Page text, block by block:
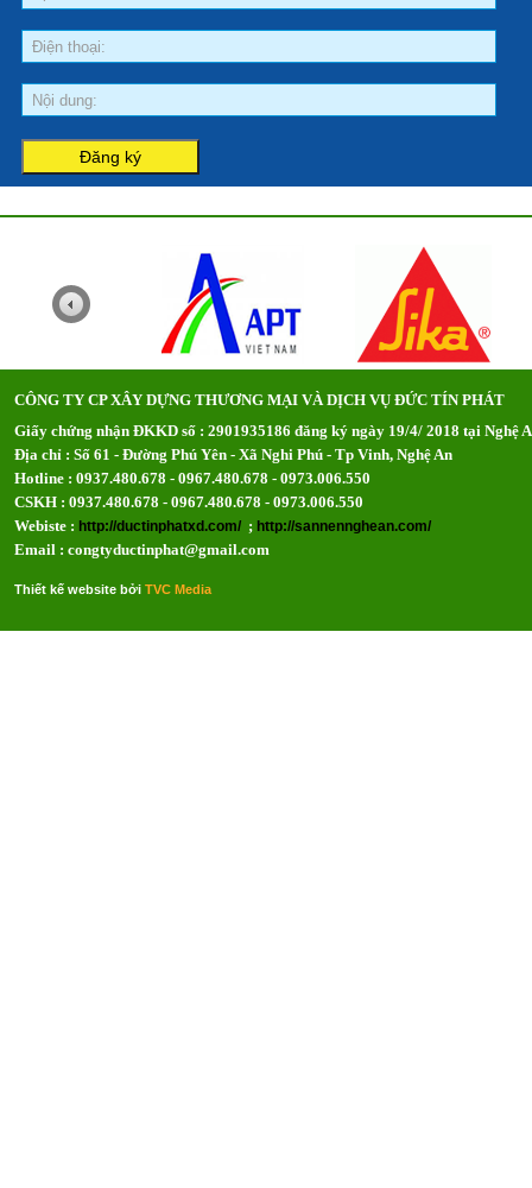
CÔNG TY CP XÂY DỰNG THƯƠNG MẠI VÀ DỊCH VỤ ĐỨC TÍN PHÁT
Giấy chứng nhận ĐKKD số : 2901935186 đăng ký ngày 19/4/ 2018 tại Nghệ
Địa chỉ : Số 61 - Đường Phú Yên - Xã Nghi Phú - Tp Vinh, Nghệ An
Hotline : 0937.480.678 - 0967.480.678 - 0973.006.550
CSKH : 0937.480.678 - 0967.480.678 - 0973.006.550
Webiste : http://ductinphatxd.com/ ; http://sannennghean.com/
Email : congtyductinphat@gmail.com
Thiết kế website bởi TVC Media